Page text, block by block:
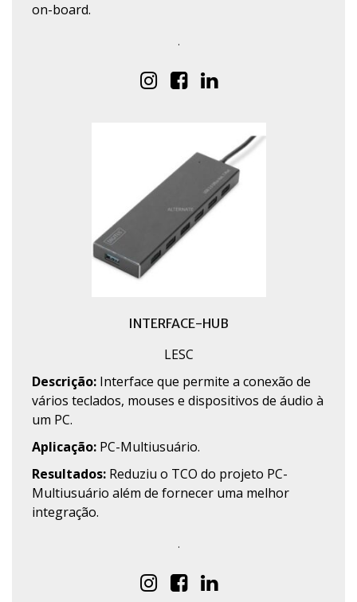
on-board.
.
INTERFACE-HUB
LESC
Descrição: Interface que permite a conexão de
vários teclados, mouses e dispositivos de áudio à
um PC.
Aplicação: PC-Multiusuário.
Resultados: Reduziu o TCO do projeto PC-
Multiusuário além de fornecer uma melhor
integração.
.